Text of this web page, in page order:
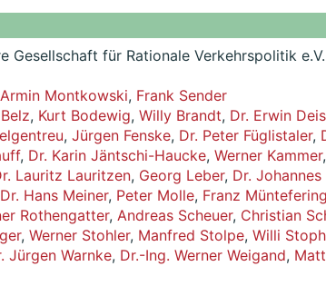
Gesellschaft für Rationale Verkehrspolitik e.V.
Armin Montkowski, Frank Sender
, Kurt Bodewig, Willy Brandt, Dr. Erwin
, Jürgen Fenske, Dr. Peter Füglistaler,
, Dr. Karin Jäntschi-Haucke, Werner Kammer,
Lauritz Lauritzen, Georg Leber, Dr.
Dr. Hans Meiner, Peter Molle, Franz Müntefering
Rothengatter, Andreas Scheuer, Christian
, Werner Stohler, Manfred Stolpe, Willi Stoph
Jürgen Warnke, Dr.-Ing. Werner Weigand,